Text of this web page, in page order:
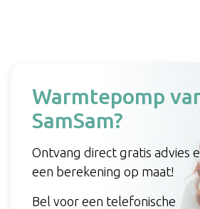
Warmtepomp
SamSam?
Ontvang direct gratis advies
een berekening op maat!
Bel voor een telefonische